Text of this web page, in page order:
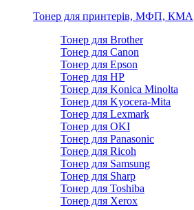
Тонер для принтерів, МФП, КМА
Тонер для Brother
Тонер для Canon
Тонер для Epson
Тонер для HP
Тонер для Konica Minolta
Тонер для Kyocera-Mita
Тонер для Lexmark
Тонер для OKI
Тонер для Panasonic
Тонер для Ricoh
Тонер для Samsung
Тонер для Sharp
Тонер для Toshiba
Тонер для Xerox